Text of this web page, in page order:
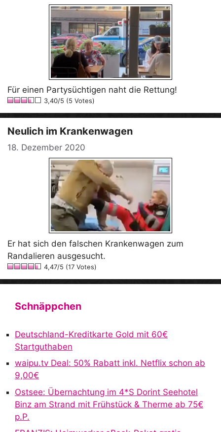
Für einen Partysüchtigen naht die Rettung!
3,40/5 (5 Votes)
Neulich im Krankenwagen
18. Dezember 2020
Er hat sich den falschen Krankenwagen zum
Randalieren ausgesucht.
4,47/5 (17 Votes)
Schnäppchen
Deutschland-Kreditkarte Gold mit 60€
Startguthaben
waipu.tv Deal: 50% Rabatt inkl. Netflix schon ab
9,00€
Ostsee: Übernachtung im 4*S Dorint Seehotel
Binz am Strand mit Frühstück & Therme ab 75€
p.P.